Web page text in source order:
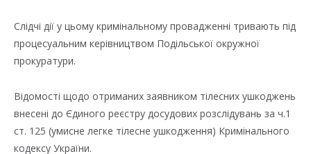
Слідчі дії у цьому кримінальному провадженні тривають під
процесуальним керівництвом Подільської окружної
прокуратури.
Відомості щодо отриманих заявником тілесних ушкоджень
внесені до Єдиного реєстру досудових розслідувань за ч.1
ст. 125 (умисне легке тілесне ушкодження) Кримінального
кодексу України.